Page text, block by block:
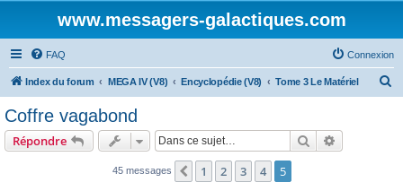
www.messagers-galactiques.com
FAQ Connexion
Index du forum MEGA IV (V8) Encyclopédie (V8) Tome 3 Le Matériel
Coffre vagabond
Répondre Rechercher
45 messages Précédente
1 2 3 4 5